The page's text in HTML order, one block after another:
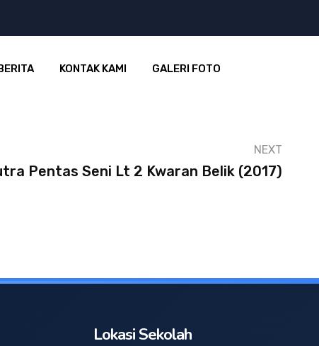
KONTAK KAMI GALERI FOTO
NEXT
Pentas Seni Lt 2 Kwaran Belik (2017)
Lokasi Sekolah